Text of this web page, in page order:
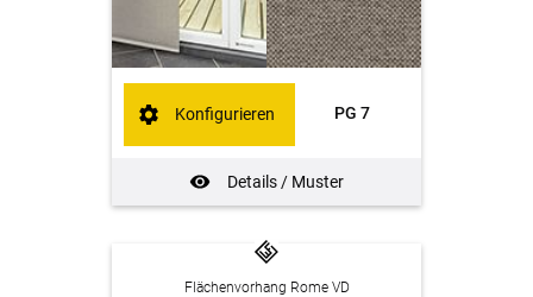
PG 7
Details / Muster
Konfigurieren
Flächenvorhang Rome VD